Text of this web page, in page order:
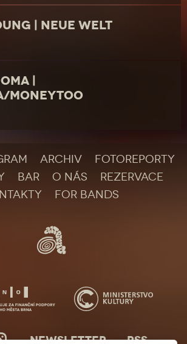
| NEUE WELT
|
MONEYTOO
ARCHIV
FOTOREPORTY
BAR O NÁS
REZERVACE
FOR BANDS
NEWSLETTER RSS